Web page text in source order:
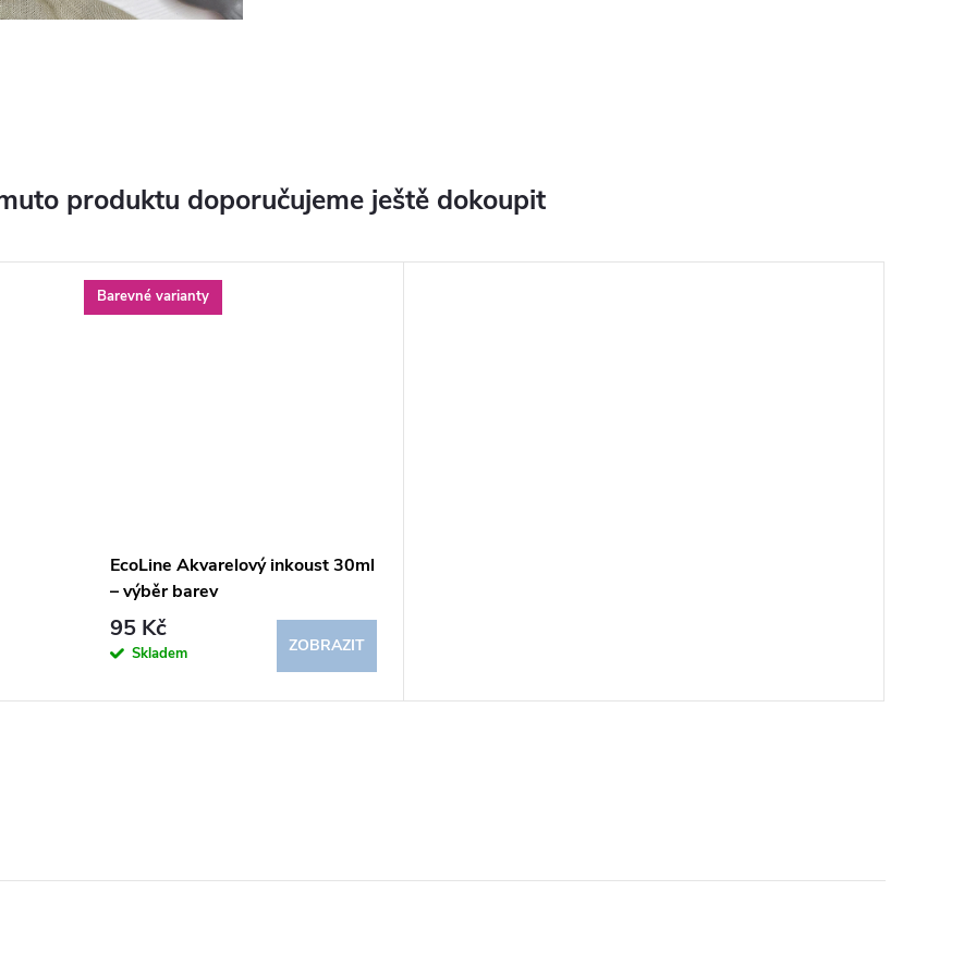
produktu doporučujeme ještě dokoupit
Barevné varianty
EcoLine Akvarelový inkoust 30ml
– výběr barev
95 Kč
Skladem ZOBRAZIT